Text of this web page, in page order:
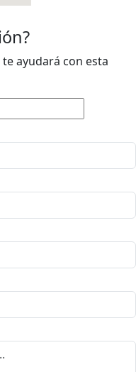
te ayudará con esta